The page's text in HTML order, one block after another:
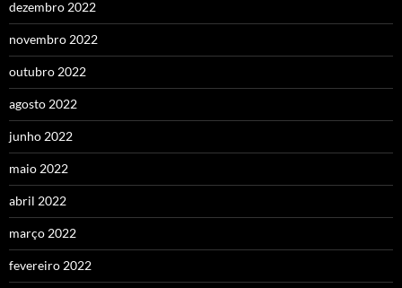
dezembro 2022
novembro 2022
outubro 2022
agosto 2022
junho 2022
maio 2022
abril 2022
março 2022
fevereiro 2022